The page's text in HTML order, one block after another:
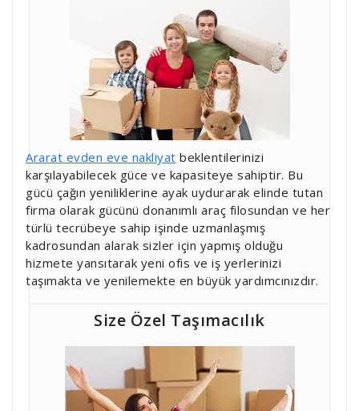
Ararat evden eve nakliyat beklentilerinizi
karşılayabilecek güce ve kapasiteye sahiptir. Bu
gücü çağın yeniliklerine ayak uydurarak elinde tutan
firma olarak gücünü donanımlı araç filosundan ve her
türlü tecrübeye sahip işinde uzmanlaşmış
kadrosundan alarak sizler için yapmış olduğu
hizmete yansıtarak yeni ofis ve iş yerlerinizi
taşımakta ve yenilemekte en büyük yardımcınızdır.
Size Özel Taşımacılık